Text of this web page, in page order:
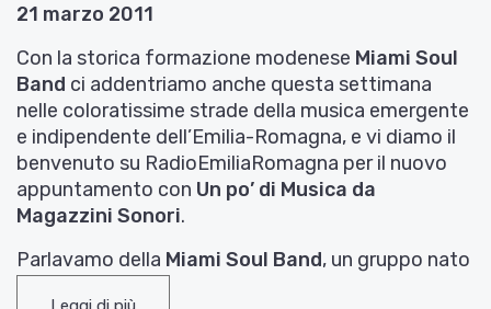
21 marzo 2011
Con la storica formazione modenese Miami Soul
Band ci addentriamo anche questa settimana
nelle coloratissime strade della musica emergente
e indipendente dell’Emilia-Romagna, e vi diamo il
benvenuto su RadioEmiliaRomagna per il nuovo
appuntamento con Un po’ di Musica da
Magazzini Sonori.
Parlavamo della Miami Soul Band, un gruppo nato